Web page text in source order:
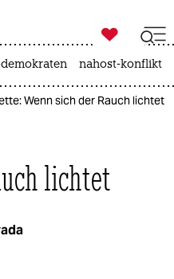

taz zahl ich
nahost-konflikt
Wenn sich der Rauch lichtet
lichtet